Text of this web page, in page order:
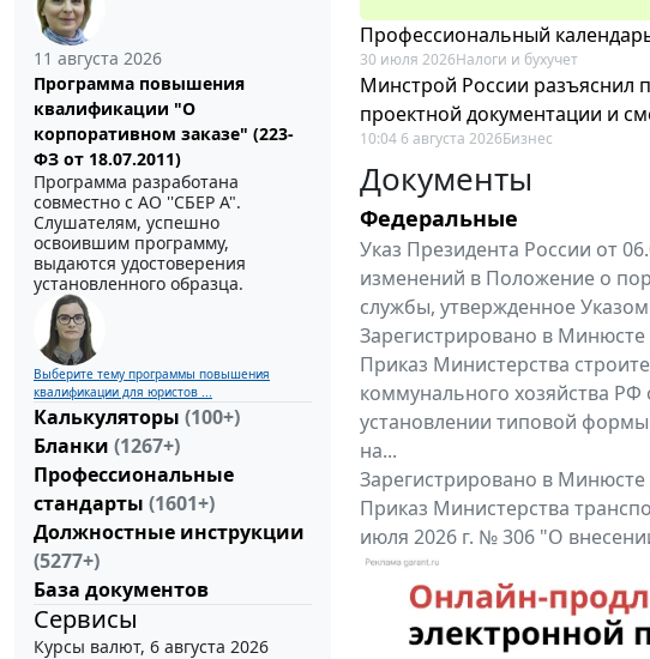
11 августа 2026
Программа повышения
квалификации "О
корпоративном заказе" (223-
ФЗ от 18.07.2011)
Программа разработана
совместно с АО ''СБЕР А".
Слушателям, успешно
освоившим программу,
выдаются удостоверения
установленного образца.
Выберите тему программы повышения
квалификации для юристов ...
Калькуляторы (100+)
Бланки (1267+)
Профессиональные
стандарты (1601+)
Должностные инструкции
(5277+)
База документов
Сервисы
Курсы валют, 6 августа 2026
Профессиональный
30 июля 2026Налоги и бухучет
Минстрой России разъяснил
проектной документации и
10:04 6 августа 2026Бизнес
Документы
Федеральные
Указ Президента России от
изменений в Положение о
службы, утвержденное
Зарегистрировано в Минюсте
Приказ Министерства
коммунального хозяйства
установлении типовой
на...
Зарегистрировано в Минюсте
Приказ Министерства
июля 2026 г. № 306 "О
приказу Министерства
Все федеральные документы